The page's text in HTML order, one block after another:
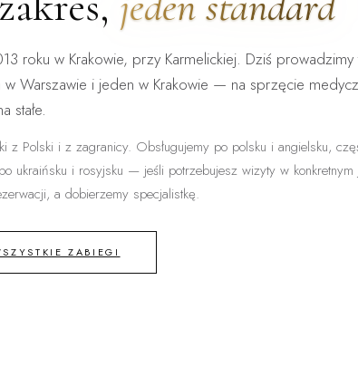
roku w Krakowie, przy Karmelickiej. Dziś prowadzimy
Warszawie i jeden w Krakowie — na sprzęcie
stałe.
z Polski i z zagranicy. Obsługujemy po polsku i angielsku,
ukraińsku i rosyjsku — jeśli potrzebujesz wizyty w konkretnym
a dobierzemy specjalistkę.
ZABIEGI